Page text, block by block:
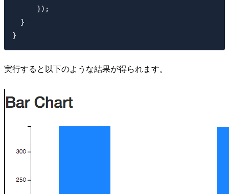
      });
  }
実行すると以下のような結果が得られます。